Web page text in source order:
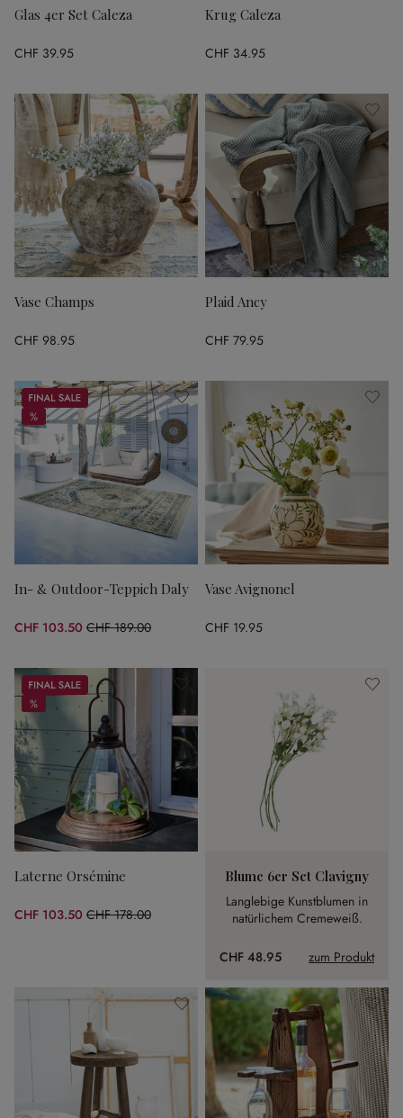
Glas 4er Set Caleza
CHF 39.95
Krug Caleza
CHF 34.95
Vase Champs
CHF 98.95
Plaid Ancy
CHF 79.95
Sale
%
%
In- & Outdoor-Teppich Daly
CHF 103.50 CHF 189.00
(45.24% gespart)
Vase Avignonel
CHF 19.95
Sale
%
%
Laterne Orsémine
CHF 103.50 CHF 178.00
(41.85% gespart)
Blume 6er Set Clavigny
Langlebige Kunstblumen in
natürlichem Cremeweiß.
CHF 48.95 zum Produkt